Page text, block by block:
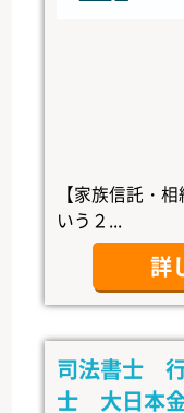
【家族信託・
いう２...
詳
司法書士
士 大日本